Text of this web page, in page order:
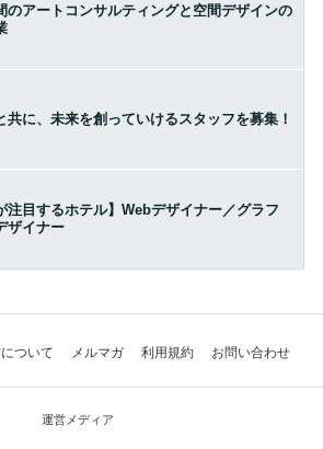
のアートコンサルティングと空間デザインの
共に、未来を創っていけるスタッフを募集！
注目するホテル】Webデザイナー／グラフ
ザイナー
ついて メルマガ 利用規約 お問い合わせ
運営メディア